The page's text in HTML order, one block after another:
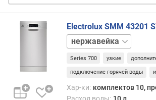
-
в
м
п
л
Electrolux SMM 43201
белый
Series 700 узкие
подключение горячей воды
Хар-ки: комплектов 10,
Расход воды: 10 л